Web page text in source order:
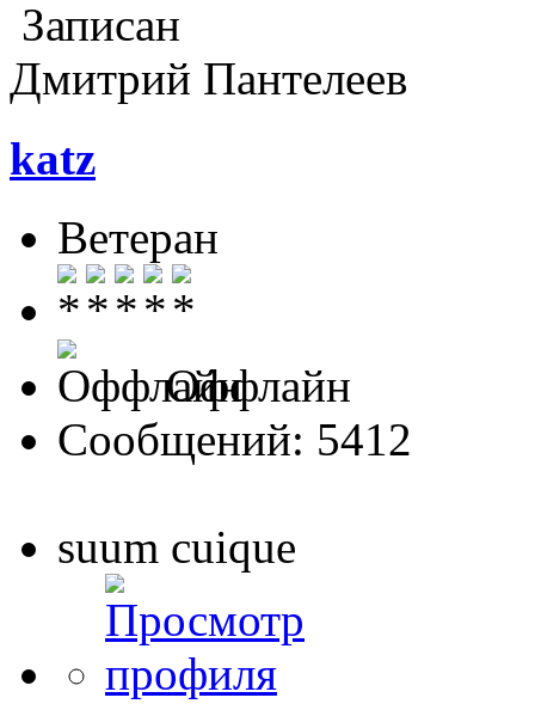
Записан
Дмитрий Пантелеев
katz
Ветеран
Оффлайн
Сообщений: 5412
suum cuique